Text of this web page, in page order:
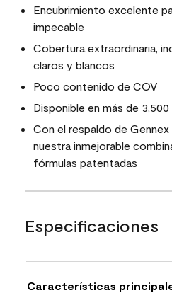
Encubrimiento excelente
impecable
Cobertura extraordinaria,
claros y blancos
Poco contenido de COV
Disponible en más de
Con el respaldo de
nuestra inmejorable
fórmulas patentadas
Especificaciones
Características